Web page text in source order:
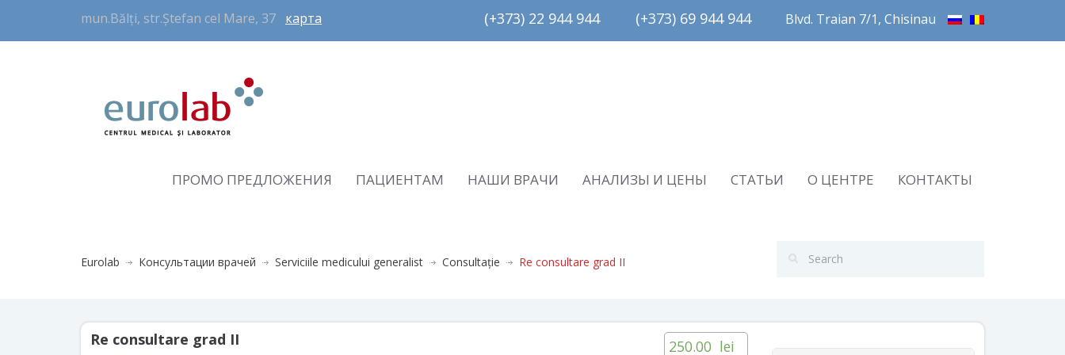
mun.Bălți, str.Ștefan cel Mare, 37 карта (+373) 22 944 944         (+373) 69 944 944 Blvd. Traian 7/1, Chisinau
ПРОМО ПРЕДЛОЖЕНИЯ ПАЦИЕНТАМ НАШИ ВРАЧИ АНАЛИЗЫ И ЦЕНЫ СТАТЬИ О ЦЕНТРЕ КОНТАКТЫ
Eurolab Консультации врачей Serviciile medicului generalist Consultație Re consultare grad II
250.00 lei
Re consultare grad II